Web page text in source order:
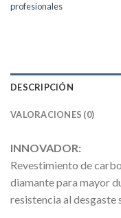
profesionales
DESCRIPCIÓN
VALORACIONES (0)
INNOVADOR:
Revestimiento de
diamante para mayor
resistencia al desgaste